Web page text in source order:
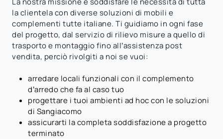
la clientela con diverse soluzioni di mobili e
complementi tutte italiane. Ti guidiamo in ogni fase
del progetto, dal servizio di rilievo misure a quello di
trasporto e montaggio fino all’assistenza post
vendita, perciò rivolgiti a noi se vuoi:
arredare locali funzionali con il complemento
d’arredo che fa al caso tuo
progettare i tuoi ambienti ad hoc con le soluzioni
di Sangiacomo
assicurarti la completa soddisfazione a progetto
terminato